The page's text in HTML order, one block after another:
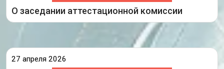
О заседании аттестационной комиссии
Подробнее
27 апреля 2026
Специалисты Центра сопровождения аттестации